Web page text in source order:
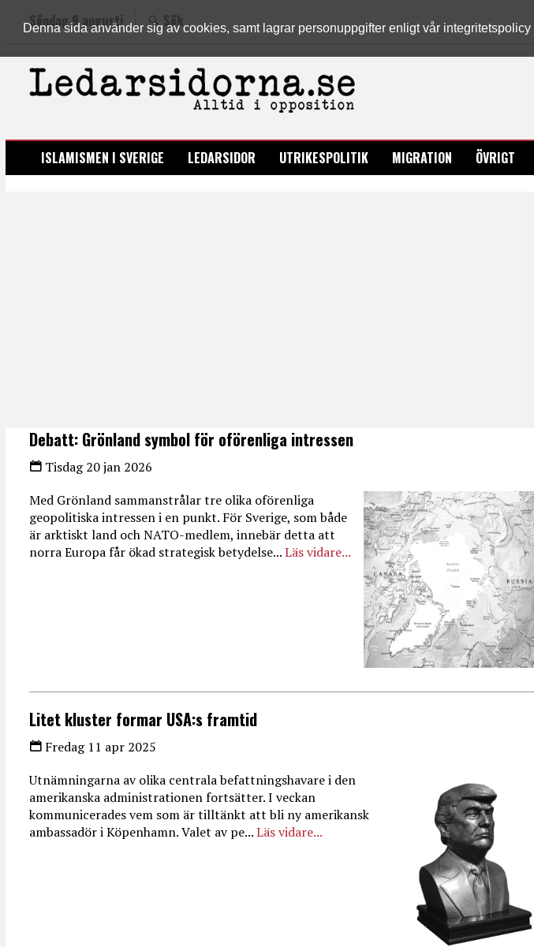
Denna sida använder sig av cookies, samt lagrar personuppgifter enligt vår integritetspolicy
Söndag 9 augusti Sök
LEDARSIDORNA.SE
ISLAMISMEN I SVERIGE LEDARSIDOR UTRIKESPOLITIK MIGRATION ÖVRIGT
Debatt: Grönland symbol för oförenliga intressen
Tisdag 20 jan 2026
Med Grönland sammanstrålar tre olika oförenliga
geopolitiska intressen i en punkt. För Sverige, som både
är arktiskt land och NATO-medlem, innebär detta att
norra Europa får ökad strategisk betydelse...Läs vidare...
Litet kluster formar USA:s framtid
Fredag 11 apr 2025
Utnämningarna av olika centrala befattningshavare i den
amerikanska administrationen fortsätter. I veckan
kommunicerades vem som är tilltänkt att bli ny amerikansk
ambassadör i Köpenhamn. Valet av pe...Läs vidare...